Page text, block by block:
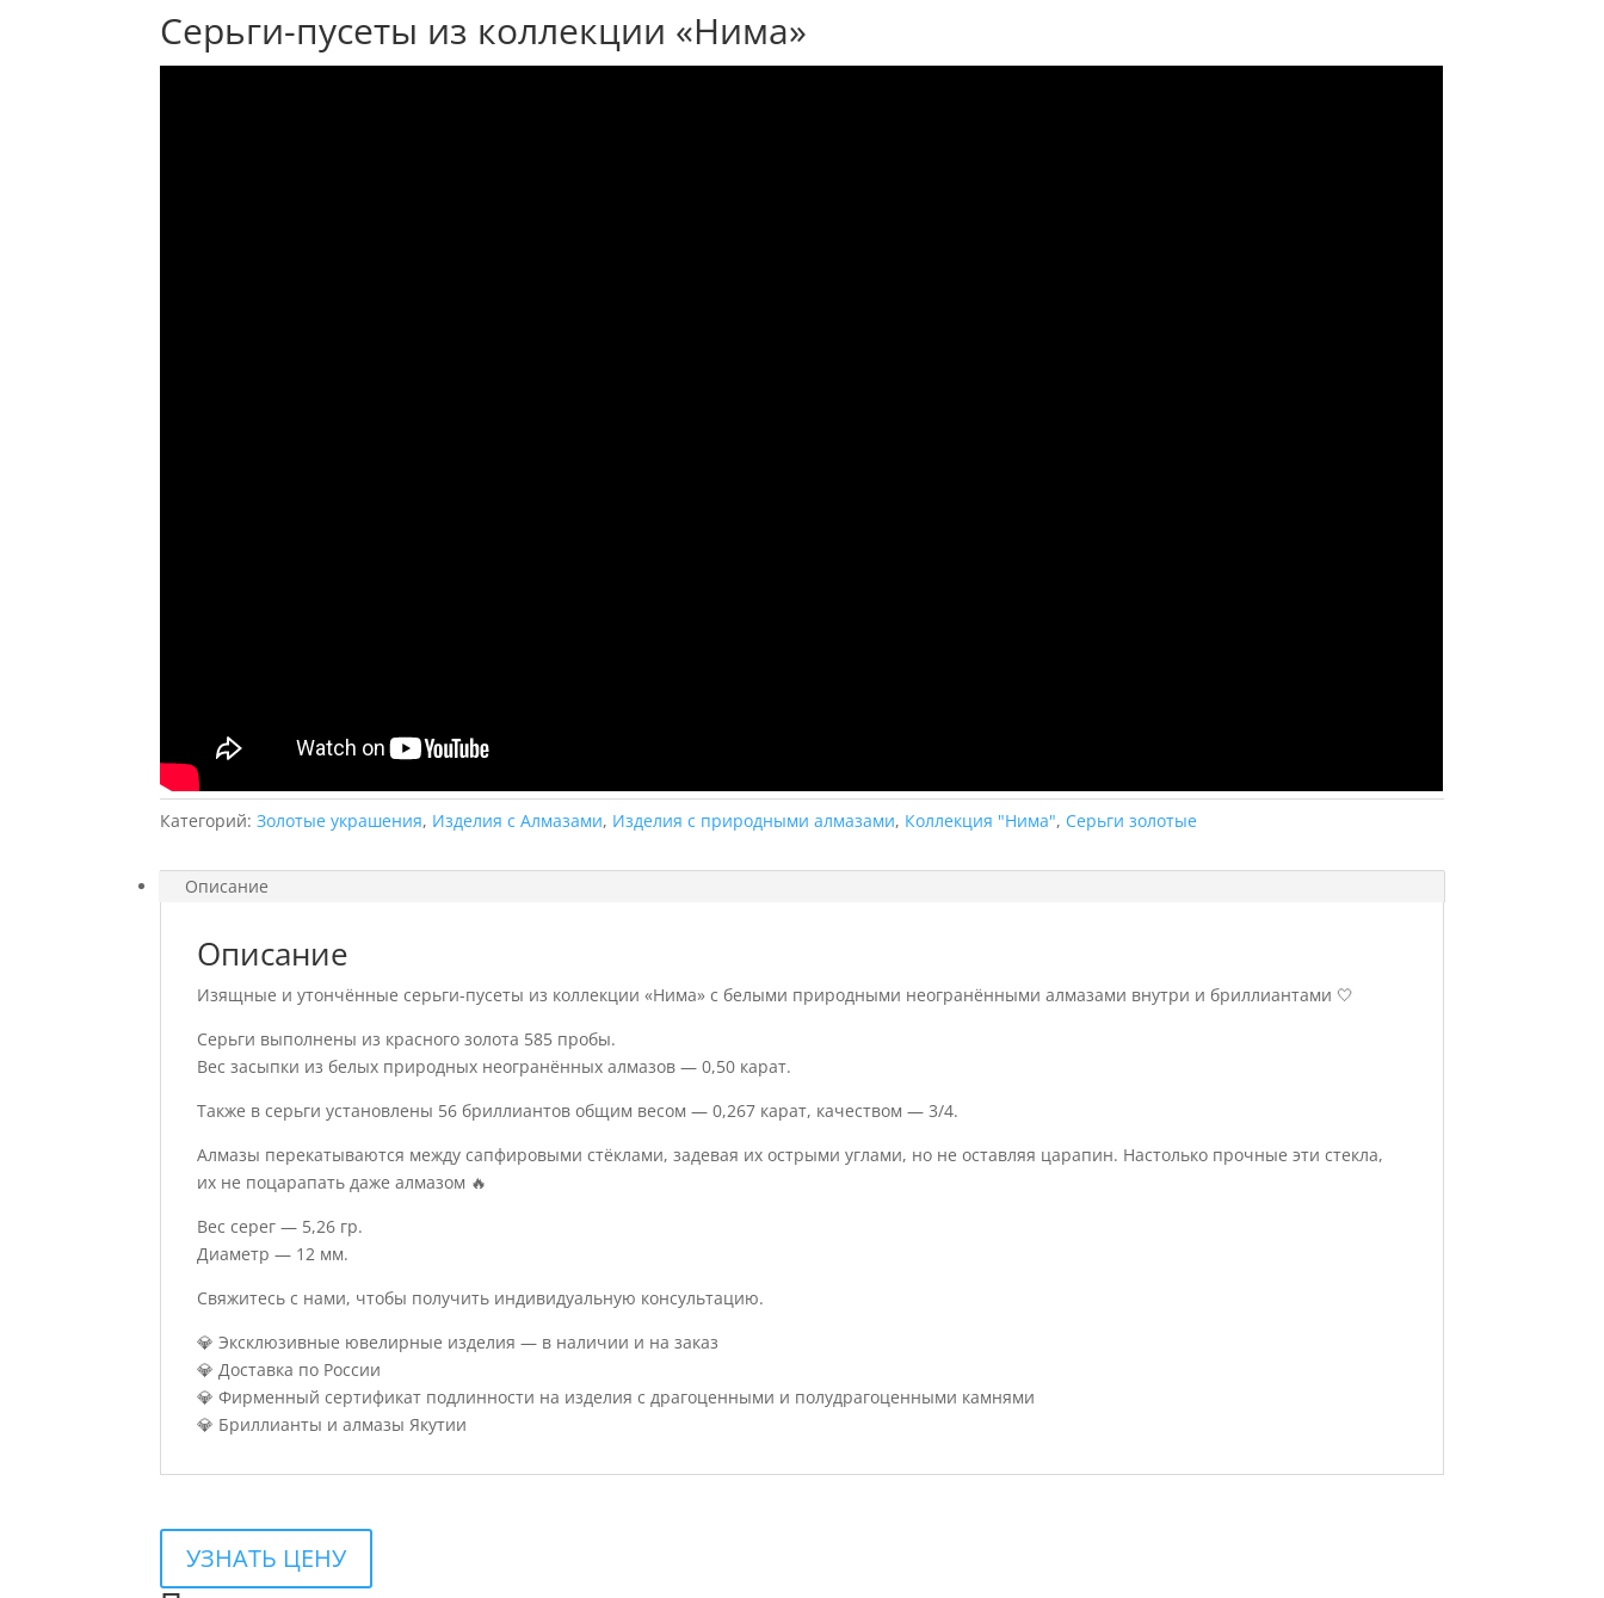
Cерьги-пусеты из коллекции «Нима»
Категорий:Золотые украшения, Изделия с Алмазами, Изделия с природными алмазами, Коллекция "Нима", Серьги золотые
Описание
Описание
Изящные и утончённые серьги-пусеты из коллекции «Нима» с белыми природными неогранёнными алмазами внутри и бриллиантами 🤍
Серьги выполнены из красного золота 585 пробы.
Вес засыпки из белых природных неогранённых алмазов — 0,50 карат.
Также в серьги установлены 56 бриллиантов общим весом — 0,267 карат, качеством — 3/4.
Алмазы перекатываются между сапфировыми стёклами, задевая их острыми углами, но не оставляя царапин. Настолько прочные эти стекла,
их не поцарапать даже алмазом 🔥
Вес серег — 5,26 гр.
Диаметр — 12 мм.
Свяжитесь с нами, чтобы получить индивидуальную консультацию.
💎 Эксклюзивные ювелирные изделия — в наличии и на заказ
💎 Доставка по России
💎 Фирменный сертификат подлинности на изделия с драгоценными и полудрагоценными камнями
💎 Бриллианты и алмазы Якутии
УЗНАТЬ ЦЕНУ